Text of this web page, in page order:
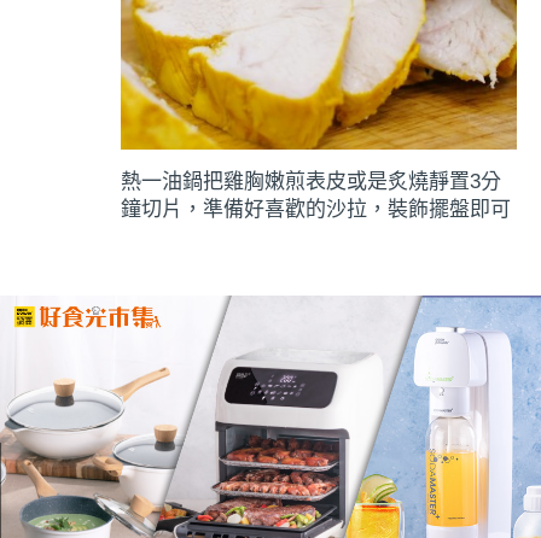
熱一油鍋把雞胸嫩煎表皮或是炙燒靜置3分
鐘切片，準備好喜歡的沙拉，裝飾擺盤即可